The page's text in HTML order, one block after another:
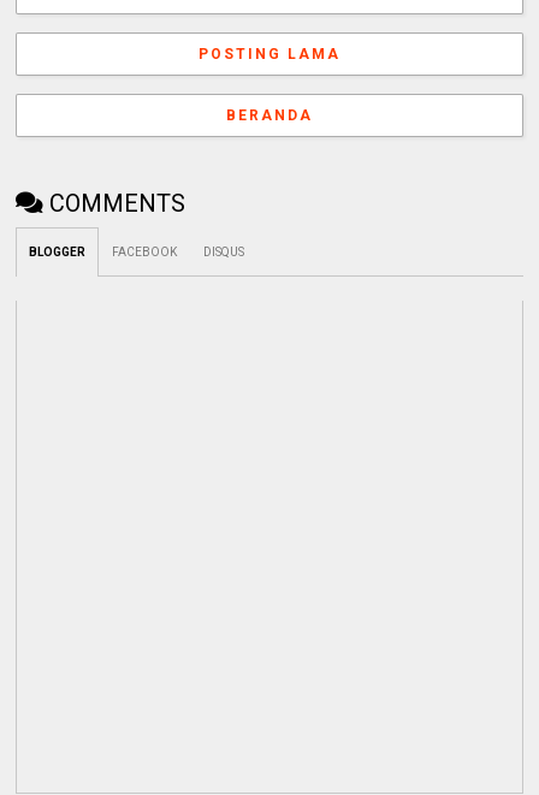
POSTING LAMA
BERANDA
COMMENTS
BLOGGER FACEBOOK DISQUS